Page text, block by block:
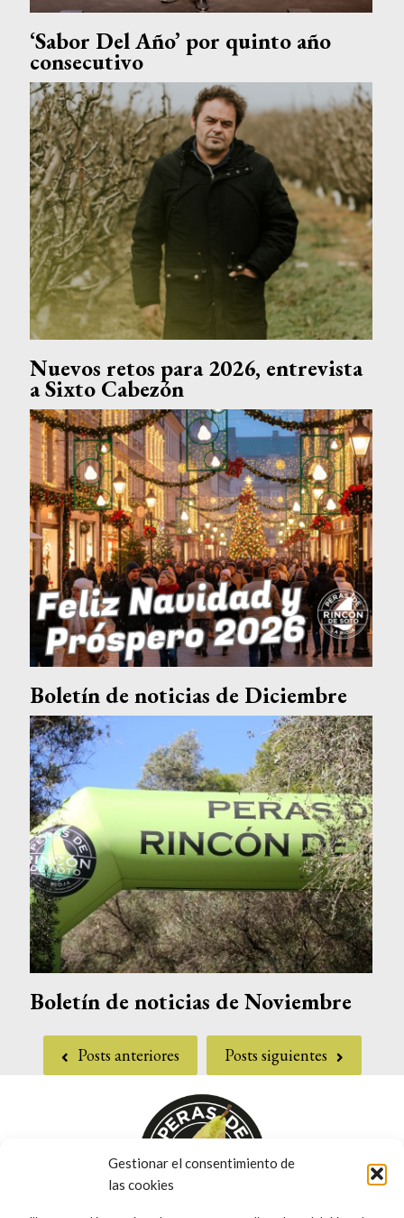
Gestionar el consentimiento de
las cookies
‘Sabor Del Año’ por quinto año
consecutivo
Nuevos retos para 2026, entrevista
a Sixto Cabezón
Boletín de noticias de Diciembre
Boletín de noticias de Noviembre
Posts anteriores Posts siguientes